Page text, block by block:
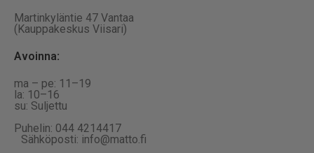
Martinkyläntie 47 Vantaa
(Kauppakeskus Viisari)
Avoinna:
ma – pe: 11–19
la: 10–16
su: Suljettu
Puhelin: 044 4214417
Sähköposti: info@matto.fi